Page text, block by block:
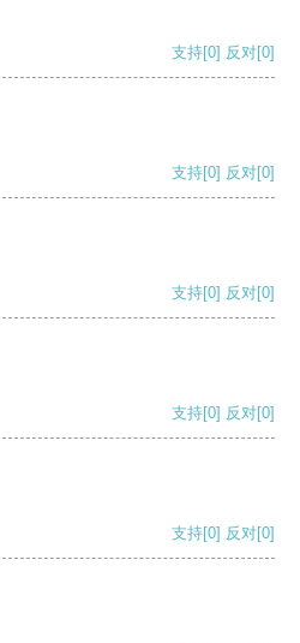
支持[0] 反对[0]
支持[0] 反对[0]
支持[0] 反对[0]
支持[0] 反对[0]
支持[0] 反对[0]